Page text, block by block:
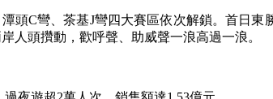
C彎、茶基J彎四大賽區依次解鎖。首日東
人頭攢動，歡呼聲、助威聲一浪高過一浪。